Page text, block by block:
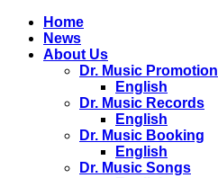
Home
News
About Us
Dr. Music Promotion
English
Dr. Music Records
English
Dr. Music Booking
English
Dr. Music Songs